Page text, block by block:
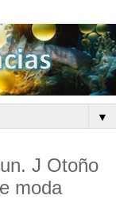
▼
J Otoño
moda